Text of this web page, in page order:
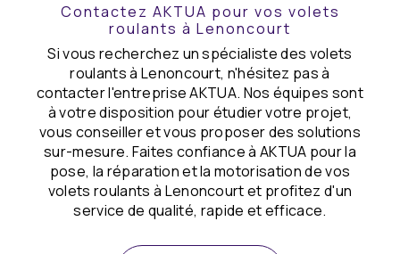
Contactez AKTUA pour vos volets
roulants à Lenoncourt
Si vous recherchez un spécialiste des volets
roulants à Lenoncourt, n'hésitez pas à
contacter l'entreprise AKTUA. Nos équipes sont
à votre disposition pour étudier votre projet,
vous conseiller et vous proposer des solutions
sur-mesure. Faites confiance à AKTUA pour la
pose, la réparation et la motorisation de vos
volets roulants à Lenoncourt et profitez d'un
service de qualité, rapide et efficace.